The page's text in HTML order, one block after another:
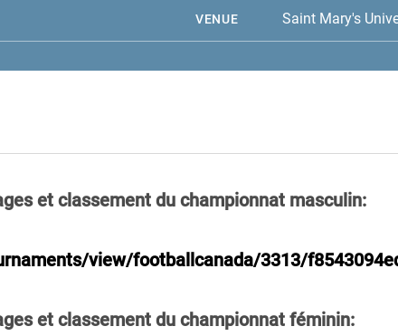
VENUE Saint Mary's
et classement du championnat masculin:
view/footballcanada/3313/
et classement du championnat féminin: